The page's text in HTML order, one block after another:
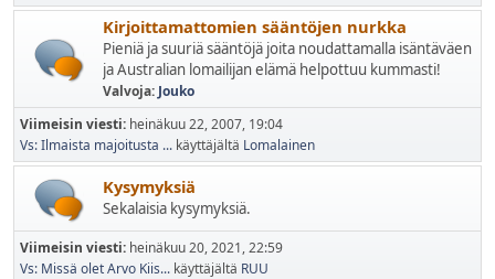
Kirjoittamattomien sääntöjen nurkka
Pieniä ja suuriä sääntöjä joita noudattamalla isäntäväen
ja Australian lomailijan elämä helpottuu kummasti!
Valvoja: Jouko
Viimeisin viesti: heinäkuu 22, 2007, 19:04
Vs: Ilmaista majoitusta ... käyttäjältä Lomalainen
Kysymyksiä
Sekalaisia kysymyksiä.
Viimeisin viesti: heinäkuu 20, 2021, 22:59
Vs: Missä olet Arvo Kiis... käyttäjältä RUU